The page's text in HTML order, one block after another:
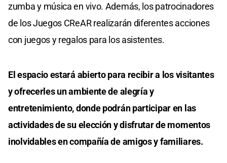
zumba y música en vivo. Además, los patrocinadores
de los Juegos CReAR realizarán diferentes acciones
con juegos y regalos para los asistentes.
El espacio estará abierto para recibir a los visitantes
y ofrecerles un ambiente de alegría y
entretenimiento, donde podrán participar en las
actividades de su elección y disfrutar de momentos
inolvidables en compañía de amigos y familiares.